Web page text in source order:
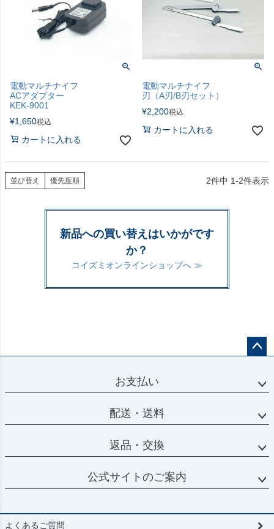
電動マルチナイフ
ACアダプター
KEK-9001
¥1,650税込
カートに入れる
電動マルチナイフ
刃（A刃/B刃セット）
¥2,200税込
カートに入れる
並び替え 優先度順 2件中 1-2件表示
新品への買い替えはいかがです
か？
コイズミオンラインショップへ ≫
ップ
お支払い
配送・送料
返品・交換
公式サイトのご案内
よくあるご質問